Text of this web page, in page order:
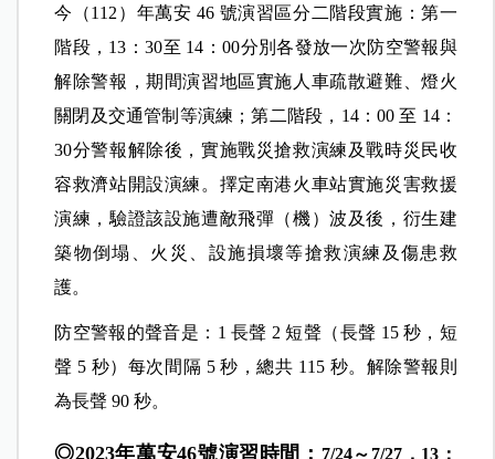
萬安46號演習，7/ 24起分四天、兩階段演
練
去（111）年萬安 45 號演習只有實施一階段，13時
30分至 14時分別各發放一次防空警報與解除警報，
期間實施人車疏散避難、燈火關閉、交通管制及災
害救援等演練。
今（112）年萬安 46 號演習區分二階段實施：第一
階段，13：30至 14：00分別各發放一次防空警報與
解除警報，期間演習地區實施人車疏散避難、燈火
關閉及交通管制等演練；第二階段，14：00 至 14：
30分警報解除後，實施戰災搶救演練及戰時災民收
容救濟站開設演練。擇定南港火車站實施災害救援